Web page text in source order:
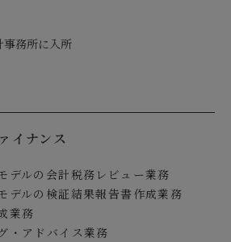
事務所に入所
イナンス
デルの会計税務レビュー業務
デルの検証結果報告書作成業務
業務
・アドバイス業務